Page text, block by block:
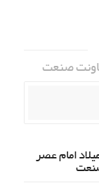
صنعت
امام عصر